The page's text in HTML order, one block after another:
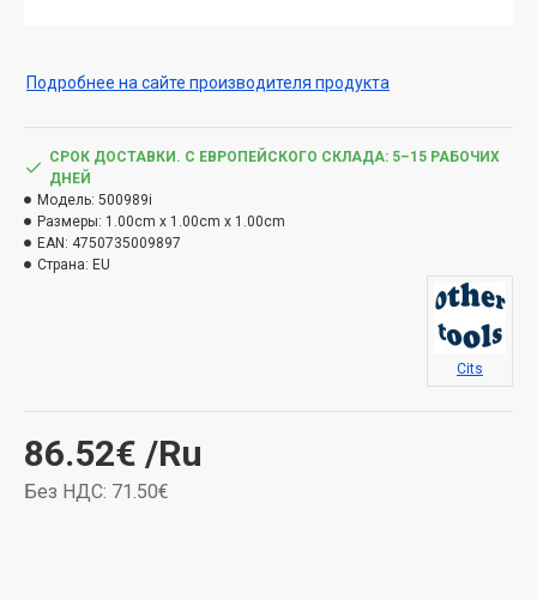
Подробнее на сайте производителя продукта
86.52€ /Ru
Без НДС: 71.50€
СРОК ДОСТАВКИ. С ЕВРОПЕЙСКОГО СКЛАДА: 5–15 РАБОЧИХ
ДНЕЙ
Модель: 500989i
Размеры: 1.00cm x 1.00cm x 1.00cm
EAN: 4750735009897
Страна: EU
Cits